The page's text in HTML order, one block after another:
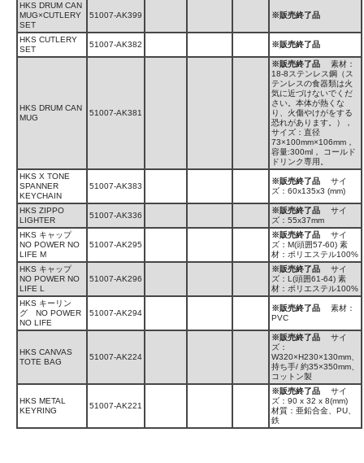
HKS DRUM CAN
MUG×CUTLERY
SET
51007-AK399 ※販売終了品
HKS CUTLERY
SET
51007-AK382 ※販売終了品
HKS DRUM CAN
MUG
51007-AK381
※販売終了品 素材：
18-8ステンレス鋼（ス
テンレスの食器類は火
気に近づけないでくだ
さい。本体が熱くな
り、火傷やけがをする
恐れがあります。），
サイズ：直径
73×100mm×106mm，
容量:300ml， コールド
ドリンク専用。
HKS X TONE
SPANNER
KEYCHAIN
51007-AK383
※販売終了品 サイ
ズ：60x135x3 (mm)
HKS ZIPPO
LIGHTER
51007-AK336
※販売終了品 サイ
ズ：55x37mm
HKS キャップ
NO POWER NO
LIFE M
51007-AK295
※販売終了品 サイ
ズ：M(頭囲57-60) 素
材：ポリエステル100%
HKS キャップ
NO POWER NO
LIFE L
51007-AK296
※販売終了品 サイ
ズ：L(頭囲61-64) 素
材：ポリエステル100%
HKS キーリン
グ NO POWER
NO LIFE
51007-AK294
※販売終了品 素材：
PVC
HKS CANVAS
TOTE BAG
51007-AK224
※販売終了品 サイ
ズ：
W320×H230×130mm、
持ち手/ 約35×350mm、
コットン製
HKS METAL
KEYRING
51007-AK221
※販売終了品 サイ
ズ：90 x 32 x 8(mm)
材質：亜鉛合金、PU、
鉄